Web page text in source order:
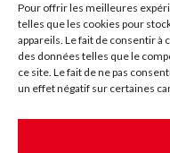
Pour offrir les meilleures
telles que les cookies pour
appareils. Le fait de consentir
des données telles que le
ce site. Le fait de ne pas
un effet négatif sur certaines
Les